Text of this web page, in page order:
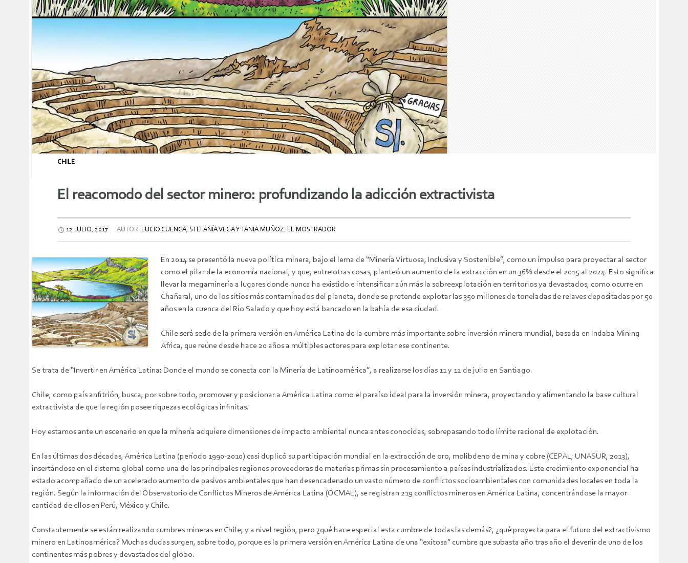
CHILE
El reacomodo del sector minero: profundizando la adicción extractivista
12 JULIO, 2017 AUTOR: LUCIO CUENCA, STEFANÍA VEGA Y TANIA MUÑOZ. EL MOSTRADOR
En 2014 se presentó la nueva política minera, bajo el lema de “Minería Virtuosa, Inclusiva y Sostenible”, como un impulso para proyectar al sector
como el pilar de la economía nacional, y que, entre otras cosas, planteó un aumento de la extracción en un 36% desde el 2015 al 2024. Esto significa
llevar la megaminería a lugares donde nunca ha existido e intensificar aún más la sobreexplotación en territorios ya devastados, como ocurre en
Chañaral, uno de los sitios más contaminados del planeta, donde se pretende explotar las 350 millones de toneladas de relaves depositadas por 50
años en la cuenca del Río Salado y que hoy está bancado en la bahía de esa ciudad.
Chile será sede de la primera versión en América Latina de la cumbre más importante sobre inversión minera mundial, basada en Indaba Mining
Africa, que reúne desde hace 20 años a múltiples actores para explotar ese continente.
Se trata de “Invertir en América Latina: Donde el mundo se conecta con la Minería de Latinoamérica”, a realizarse los días 11 y 12 de julio en Santiago.
Chile, como país anfitrión, busca, por sobre todo, promover y posicionar a América Latina como el paraíso ideal para la inversión minera, proyectando y alimentando la base cultural
extractivista de que la región posee riquezas ecológicas infinitas.
Hoy estamos ante un escenario en que la minería adquiere dimensiones de impacto ambiental nunca antes conocidas, sobrepasando todo límite racional de explotación.
En las últimas dos décadas, América Latina (período 1990-2010) casi duplicó su participación mundial en la extracción de oro, molibdeno de mina y cobre (CEPAL; UNASUR, 2013),
insertándose en el sistema global como una de las principales regiones proveedoras de materias primas sin procesamiento a países industrializados. Este crecimiento exponencial ha
estado acompañado de un acelerado aumento de pasivos ambientales que han desencadenado un vasto número de conflictos socioambientales con comunidades locales en toda la
región. Según la información del Observatorio de Conflictos Mineros de América Latina (OCMAL), se registran 219 conflictos mineros en América Latina, concentrándose la mayor
cantidad de ellos en Perú, México y Chile.
Constantemente se están realizando cumbres mineras en Chile, y a nivel región, pero ¿qué hace especial esta cumbre de todas las demás?, ¿qué proyecta para el futuro del extractivismo
minero en Latinoamérica? Muchas dudas surgen, sobre todo, porque es la primera versión en América Latina de una “exitosa” cumbre que subasta año tras año el devenir de uno de los
continentes más pobres y devastados del globo.